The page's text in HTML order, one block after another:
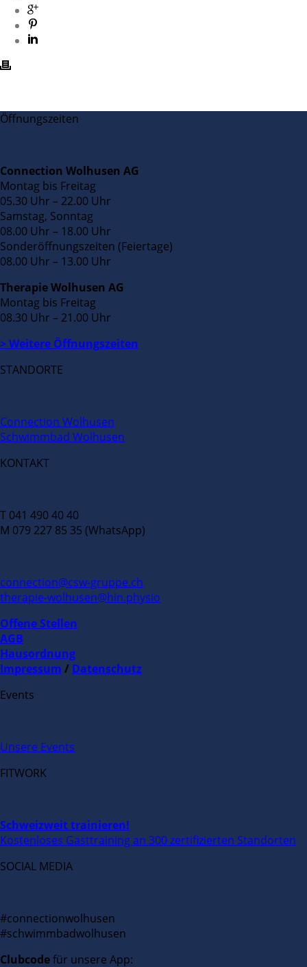
Öffnungszeiten
Connection Wolhusen AG
Montag bis Freitag
05.30 Uhr – 22.00 Uhr
Samstag, Sonntag
08.00 Uhr – 18.00 Uhr
Sonderöffnungszeiten (Feiertage)
08.00 Uhr – 13.00 Uhr
Therapie Wolhusen AG
Montag bis Freitag
08.30 Uhr – 21.00 Uhr
> Weitere Öffnungszeiten
STANDORTE
Connection Wolhusen
Schwimmbad Wolhusen
KONTAKT
T 041 490 40 40
M 079 227 85 35 (WhatsApp)
connection@csw-gruppe.ch
therapie-wolhusen@hin.physio
Offene Stellen
AGB
Hausordnung
Impressum / Datenschutz
Events
Unsere Events
FITWORK
Schweizweit trainieren!
Kostenloses Gasttraining an 300 zertifizierten Standorten
SOCIAL MEDIA
#connectionwolhusen
#schwimmbadwolhusen
Clubcodefür unsere App: